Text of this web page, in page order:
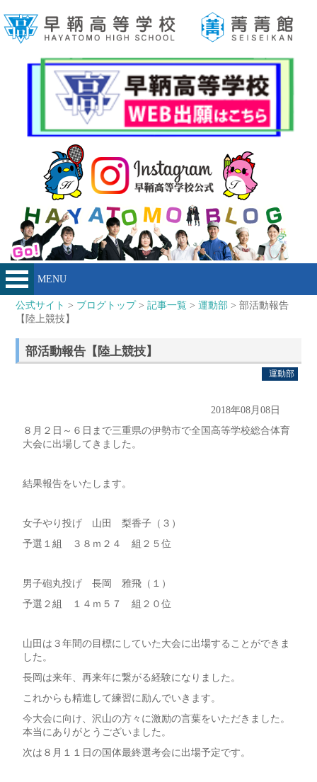
MENU
公式サイト > ブログトップ>記事一覧 >運動部 > 部活動報告
【陸上競技】
部活動報告【陸上競技】
運動部
2018年08月08日
８月２日～６日まで三重県の伊勢市で全国高等学校総合体育
大会に出場してきました。
結果報告をいたします。
女子やり投げ 山田 梨香子（３）
予選１組 ３８ｍ２４ 組２５位
男子砲丸投げ 長岡 雅飛（１）
予選２組 １４ｍ５７ 組２０位
山田は３年間の目標にしていた大会に出場することができま
した。
長岡は来年、再来年に繋がる経験になりました。
これからも精進して練習に励んでいきます。
今大会に向け、沢山の方々に激励の言葉をいただきました。
本当にありがとうございました。
次は８月１１日の国体最終選考会に出場予定です。